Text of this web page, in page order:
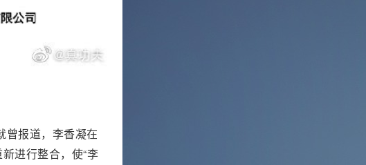
曾报道，李香凝在
进行整合，使“李